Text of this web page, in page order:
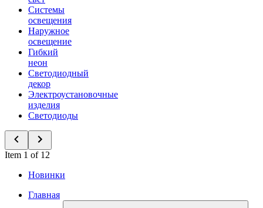
Системы
освещения
Наружное
освещение
Гибкий
неон
Светодиодный
декор
Электроустановочные
изделия
Светодиоды
Item 1 of 12
Новинки
Главная